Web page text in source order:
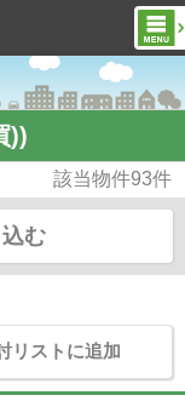
))
該当物件93件
む
リストに追加